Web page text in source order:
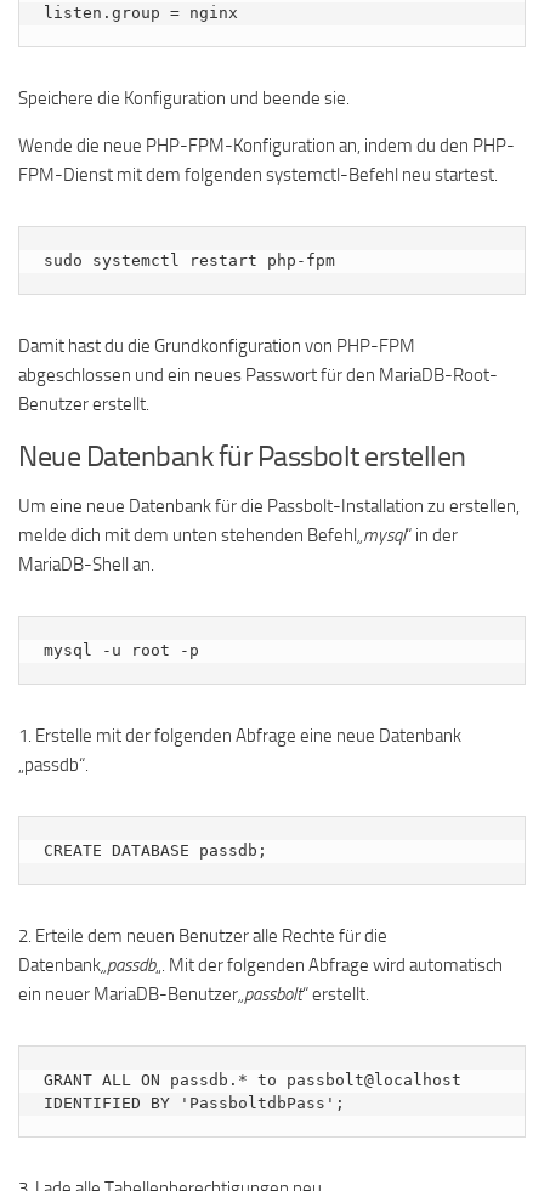
listen.group = nginx
Speichere die Konfiguration und beende sie.
Wende die neue PHP-FPM-Konfiguration an, indem du den PHP-
FPM-Dienst mit dem folgenden systemctl-Befehl neu startest.
sudo systemctl restart php-fpm
Damit hast du die Grundkonfiguration von PHP-FPM
abgeschlossen und ein neues Passwort für den MariaDB-Root-
Benutzer erstellt.
Neue Datenbank für Passbolt erstellen
Um eine neue Datenbank für die Passbolt-Installation zu erstellen,
melde dich mit dem unten stehenden Befehl„mysql“ in der
MariaDB-Shell an.
mysql -u root -p
1. Erstelle mit der folgenden Abfrage eine neue Datenbank
„passdb“.
CREATE DATABASE passdb;
2. Erteile dem neuen Benutzer alle Rechte für die
Datenbank„passdb„. Mit der folgenden Abfrage wird automatisch
ein neuer MariaDB-Benutzer„passbolt“ erstellt.
GRANT ALL ON passdb.* to passbolt@localhost
IDENTIFIED BY 'PassboltdbPass';